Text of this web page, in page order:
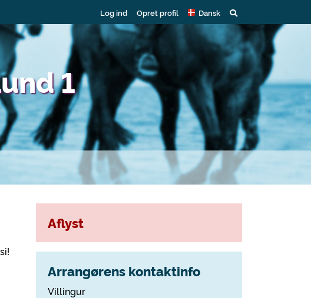
Log ind Opret profil Dansk
1
Aflyst
Arrangørens kontaktinfo
Villingur